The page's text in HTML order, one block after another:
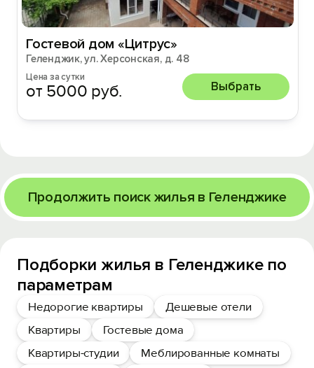
Гостевой дом «Цитрус»
Геленджик, ул. Херсонская, д. 48
Цена за сутки
от 5000 руб. Выбрать
Продолжить поиск жилья в Геленджике
Подборки жилья в Геленджике по
параметрам
Недорогие квартиры
Дешевые отели
Квартиры
Гостевые дома
Квартиры-студии
Меблированные комнаты